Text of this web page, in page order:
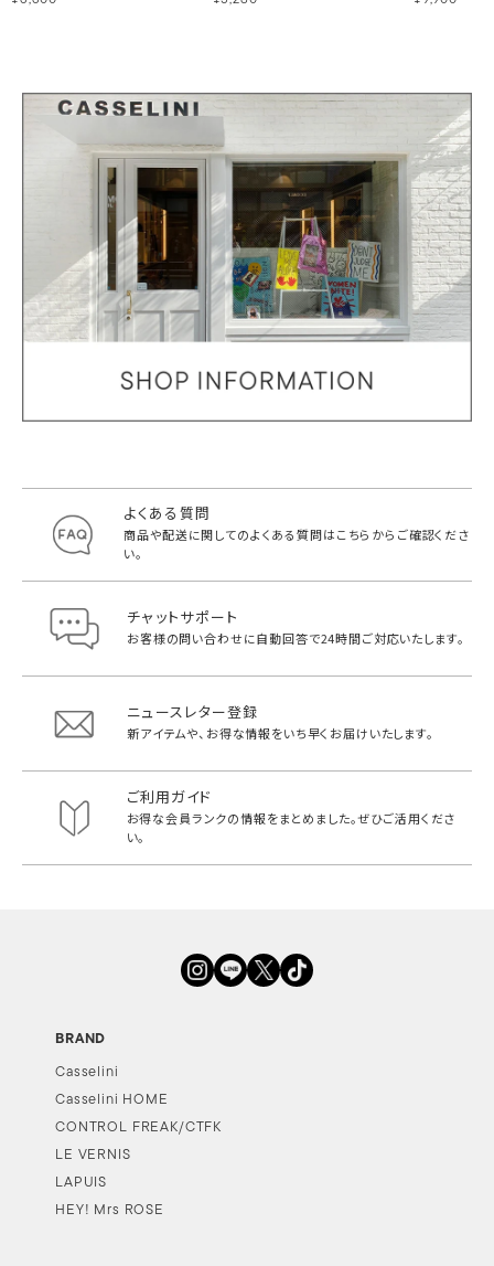
よくある質問
商品や配送に関してのよくある質問はこちらからご確認くださ
い。
チャットサポート
お客様の問い合わせに自動回答で24時間ご対応いたします。
ニュースレター登録
新アイテムや、お得な情報をいち早く お届けいたします。
ご利用ガイド
お得な会員ランクの情報をまとめました。ぜひご活用くださ
い。
BRAND
Casselini
Casselini HOME
CONTROL FREAK/CTFK
LE VERNIS
LAPUIS
HEY! Mrs ROSE